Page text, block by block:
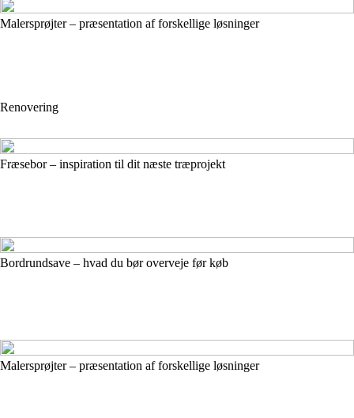
Malersprøjter – præsentation af forskellige løsninger
Renovering
Fræsebor – inspiration til dit næste træprojekt
Bordrundsave – hvad du bør overveje før køb
Malersprøjter – præsentation af forskellige løsninger